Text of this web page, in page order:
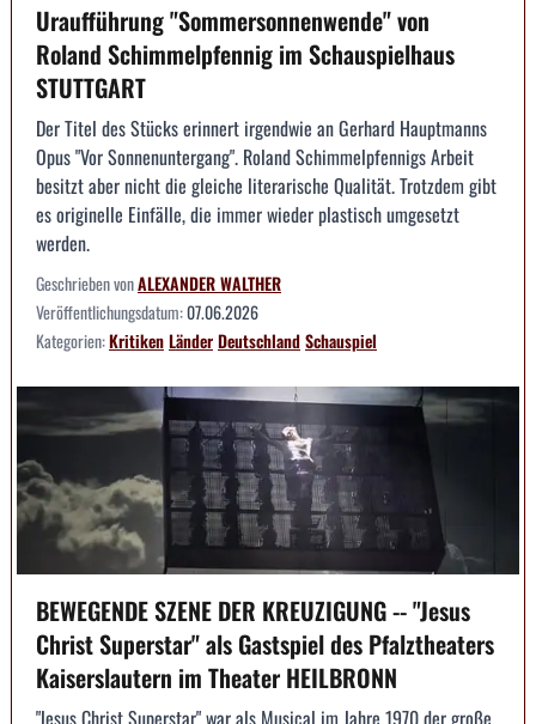
Uraufführung "Sommersonnenwende" von
Roland Schimmelpfennig im Schauspielhaus
STUTTGART
Der Titel des Stücks erinnert irgendwie an Gerhard Hauptmanns
Opus "Vor Sonnenuntergang". Roland Schimmelpfennigs Arbeit
besitzt aber nicht die gleiche literarische Qualität. Trotzdem gibt
es originelle Einfälle, die immer wieder plastisch umgesetzt
werden.
Geschrieben vonALEXANDER WALTHER
Veröffentlichungsdatum:07.06.2026
Kategorien:KritikenLänderDeutschlandSchauspiel
BEWEGENDE SZENE DER KREUZIGUNG -- "Jesus
Christ Superstar" als Gastspiel des Pfalztheaters
Kaiserslautern im Theater HEILBRONN